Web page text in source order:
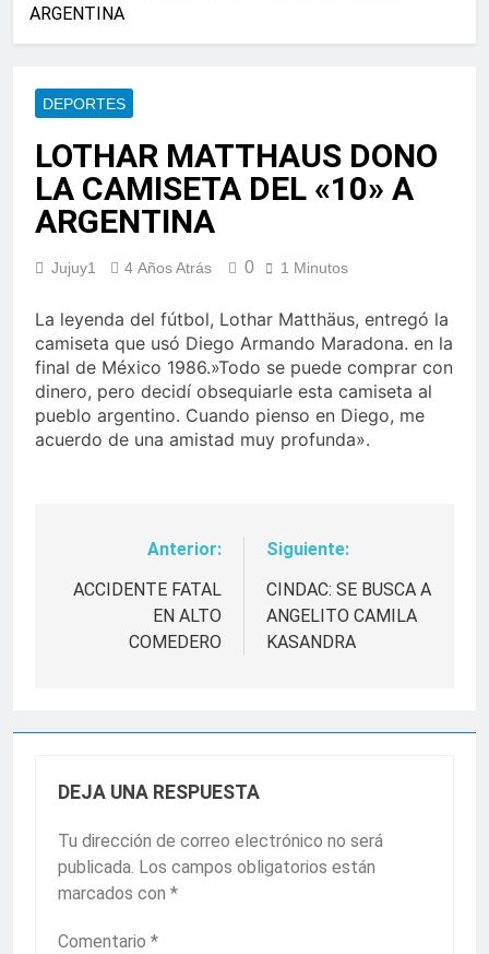
ARGENTINA
DEPORTES
LOTHAR MATTHAUS DONO
LA CAMISETA DEL «10» A
ARGENTINA
Jujuy1 4 Años Atrás 0 1 Minutos
La leyenda del fútbol, Lothar Matthäus, entregó la
camiseta que usó Diego Armando Maradona. en la
final de México 1986.»Todo se puede comprar con
dinero, pero decidí obsequiarle esta camiseta al
pueblo argentino. Cuando pienso en Diego, me
acuerdo de una amistad muy profunda».
Navegación
de
entradas
Anterior:
ACCIDENTE FATAL
EN ALTO
COMEDERO
Siguiente:
CINDAC: SE BUSCA A
ANGELITO CAMILA
KASANDRA
DEJA UNA RESPUESTA
Tu dirección de correo electrónico no será
publicada. Los campos obligatorios están
marcados con *
Comentario *